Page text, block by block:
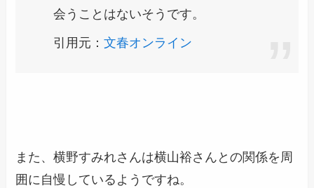
会うことはないそうです。
引用元：文春オンライン
また、横野すみれさんは横山裕さんとの関係を周
囲に自慢しているようですね。